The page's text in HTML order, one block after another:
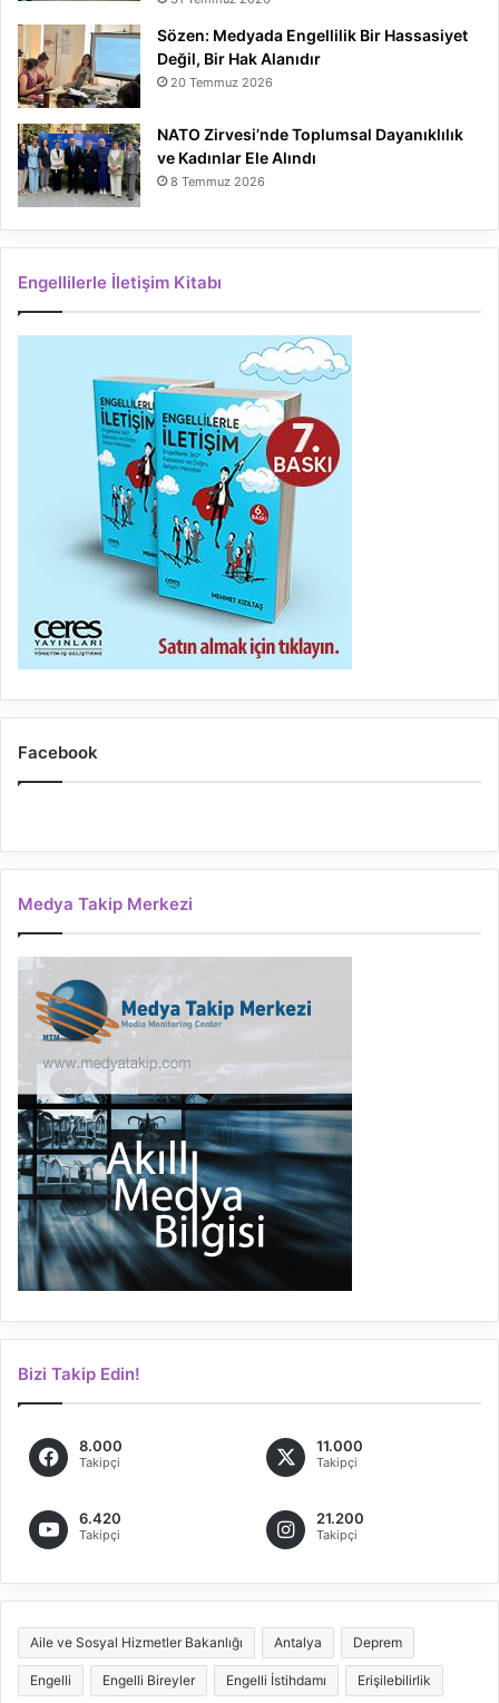
Sözen: Medyada Engellilik Bir Hassasiyet
Değil, Bir Hak Alanıdır
20 Temmuz 2026
NATO Zirvesi’nde Toplumsal Dayanıklılık
ve Kadınlar Ele Alındı
8 Temmuz 2026
Engellilerle İletişim Kitabı
Facebook
Medya Takip Merkezi
Bizi Takip Edin!
8.000
Takipçi
11.000
Takipçi
6.420
Takipçi
21.200
Takipçi
Aile ve Sosyal Hizmetler Bakanlığı Antalya Deprem
Engelli Engelli Bireyler Engelli İstihdamı Erişilebilirlik